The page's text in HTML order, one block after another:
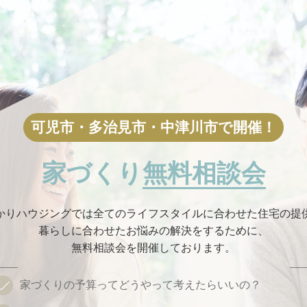
家づくり無料相談会
りハウジングでは全てのライフスタイルに合わせた住宅の提
暮らしに合わせたお悩みの解決をするために、
無料相談会を開催しております。
家づくりの予算って どうやって考えたらいいの？